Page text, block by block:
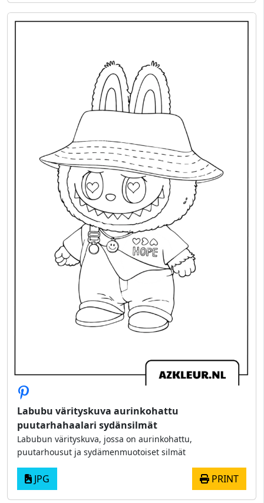
Labubu värityskuva aurinkohattu
puutarhahaalari sydänsilmät
Labubun värityskuva, jossa on aurinkohattu,
puutarhousut ja sydämenmuotoiset silmät
JPG PRINT